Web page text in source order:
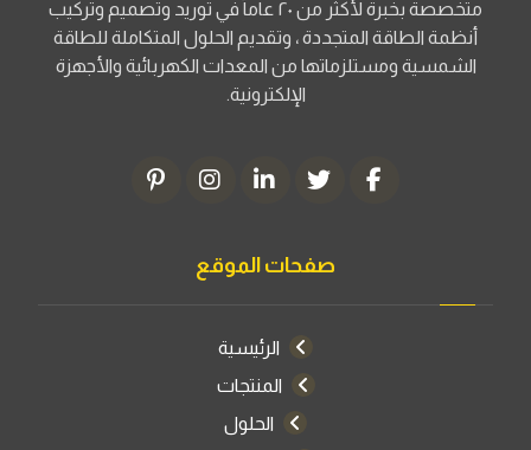
متخصصة بخبرة لأكثر من ٢٠ عاماً في توريد وتصميم وتركيب
أنظمة الطاقة المتجددة ، وتقديم الحلول المتكاملة للطاقة
الشمسية ومستلزماتها من المعدات الكهربائية والأجهزة
الإلكترونية.
صفحات الموقع
الرئيسية
المنتجات
الحلول